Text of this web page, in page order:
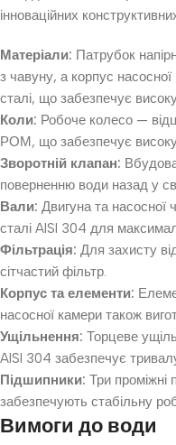
інноваційних
Матеріали: Патрубок
з чавуну, а корпус
сталі, що забезпечує високу
Коли: Робоче колесо —
РОМ, що забезпечує високу
Зворотній клапан:
поверненню води назад у
Вали: Двигуна та насосної
сталі AISI 304 для
Фільтрація: Для захисту
сітчастий фільтр.
Корпус та елементи:
насосної камери також
Ущільнення: Торцеве
AISI 304 забезпечує
Підшипники: Три проміжні
забезпечують стабільну
Вимоги до води